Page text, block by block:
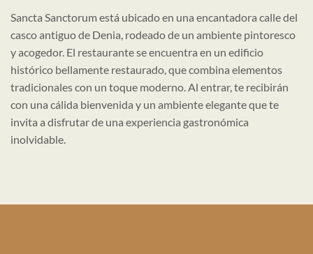
Sancta Sanctorum está ubicado en una encantadora calle del
casco antiguo de Denia, rodeado de un ambiente pintoresco
y acogedor. El restaurante se encuentra en un edificio
histórico bellamente restaurado, que combina elementos
tradicionales con un toque moderno. Al entrar, te recibirán
con una cálida bienvenida y un ambiente elegante que te
invita a disfrutar de una experiencia gastronómica
inolvidable.